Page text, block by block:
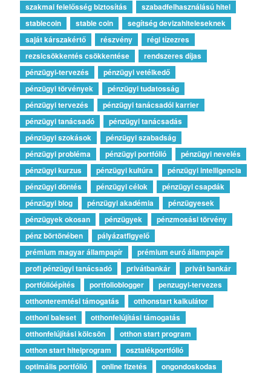
szakmai felelősség biztosítás
szabadfelhasználású hitel
stablecoin
stable coin
segítség devizahiteleseknek
saját kárszakértő
részvény
régi tízezres
rezsicsökkentés csökkentése
rendszeres díjas
pénzügyi-tervezés
pénzügyi vetélkedő
pénzügyi törvények
pénzügyi tudatosság
pénzügyi tervezés
pénzügyi tanácsadói karrier
pénzügyi tanácsadó
pénzügyi tanácsadás
pénzügyi szokások
pénzügyi szabadság
pénzügyi probléma
pénzügyi portfólió
pénzügyi nevelés
pénzügyi kurzus
pénzügyi kultúra
pénzügyi intelligencia
pénzügyi döntés
pénzügyi célok
pénzügyi csapdák
pénzügyi blog
pénzügyi akadémia
pénzügyesek
pénzügyek okosan
pénzügyek
pénzmosási törvény
pénz börtönében
pályázatfigyelő
prémium magyar állampapír
prémium euró állampapír
profi pénzügyi tanácsadó
privátbankár
privát bankár
portfólióépítés
portfolioblogger
penzugyi-tervezes
otthonteremtési támogatás
otthonstart kalkulátor
otthoni baleset
otthonfelújítási támogatás
otthonfelújítási kölcsön
otthon start program
otthon start hitelprogram
osztalékportfólió
optimális portfólió
online fizetés
ongondoskodas